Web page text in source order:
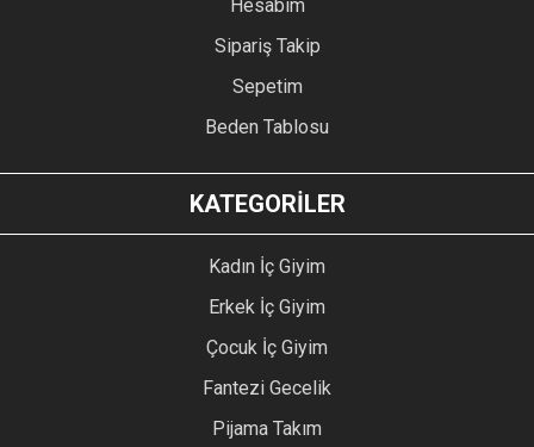
Hesabım
Sipariş Takip
Sepetim
Beden Tablosu
KATEGORİLER
Kadın İç Giyim
Erkek İç Giyim
Çocuk İç Giyim
Fantezi Gecelik
Pijama Takım